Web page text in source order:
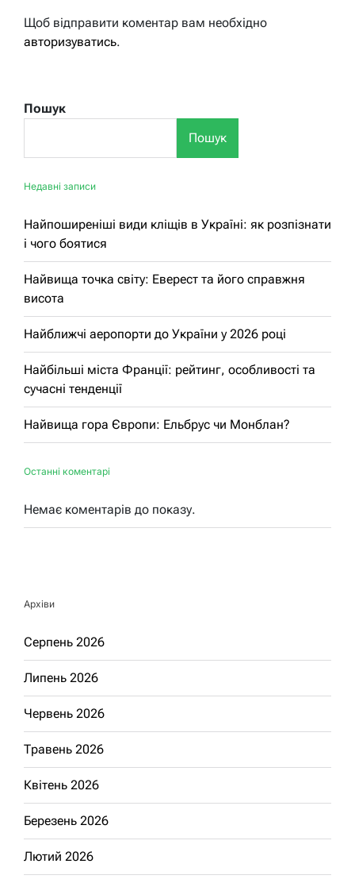
Щоб відправити коментар вам необхідно
авторизуватись.
Пошук
Пошук
Недавні записи
Найпоширеніші види кліщів в Україні: як розпізнати
і чого боятися
Найвища точка світу: Еверест та його справжня
висота
Найближчі аеропорти до України у 2026 році
Найбільші міста Франції: рейтинг, особливості та
сучасні тенденції
Найвища гора Європи: Ельбрус чи Монблан?
Останні коментарі
Немає коментарів до показу.
Архіви
Серпень 2026
Липень 2026
Червень 2026
Травень 2026
Квітень 2026
Березень 2026
Лютий 2026